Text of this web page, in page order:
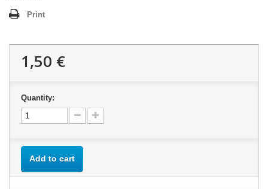
Print
1,50 €
Quantity:
Add to cart